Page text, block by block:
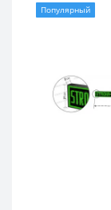
Популярный